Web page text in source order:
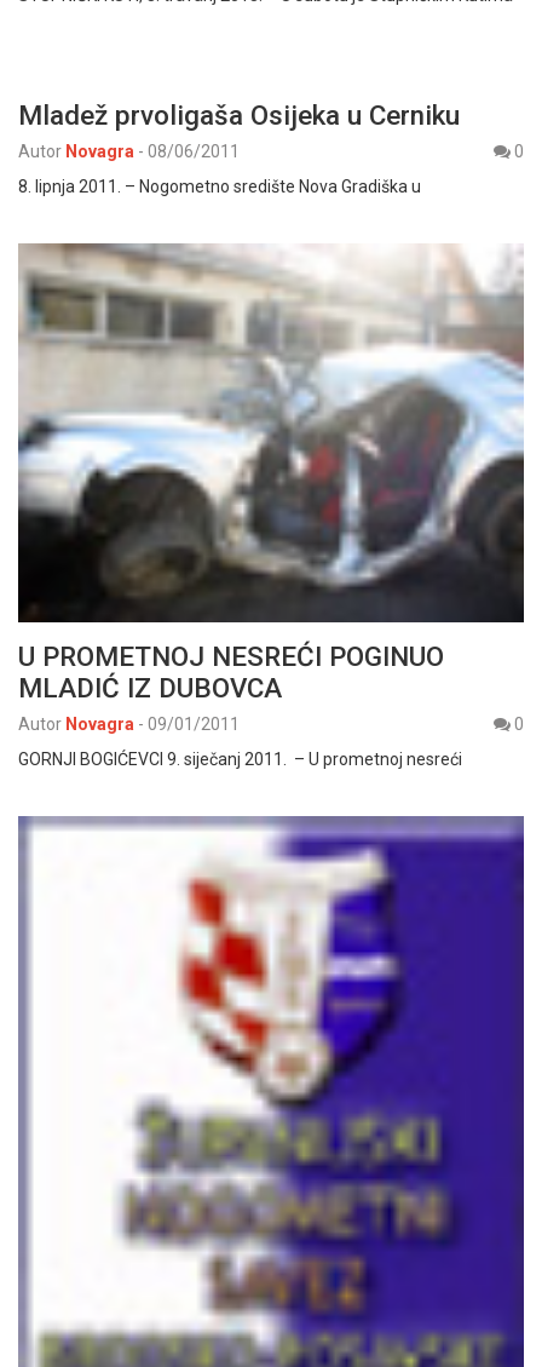
Mladež prvoligaša Osijeka u Cerniku
Autor Novagra - 08/06/2011
0
8. lipnja 2011. – Nogometno središte Nova Gradiška u
U PROMETNOJ NESREĆI POGINUO
MLADIĆ IZ DUBOVCA
Autor Novagra - 09/01/2011
0
GORNJI BOGIĆEVCI 9. siječanj 2011. – U prometnoj nesreći